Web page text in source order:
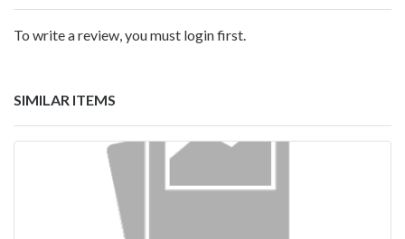
To write a review, you must login first.
SIMILAR ITEMS